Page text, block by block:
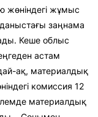
жұмыс
заңнама
Кеше облыс
астам
ақ, материалдық
комиссия 12
материалдық